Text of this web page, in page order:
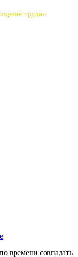
труда»
времени совпадать